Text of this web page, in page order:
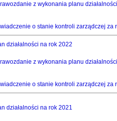
z wykonania planu
o stanie kontroli zarządczej za
działalności na rok 2022
z wykonania planu
o stanie kontroli zarządczej za
działalności na rok 2021